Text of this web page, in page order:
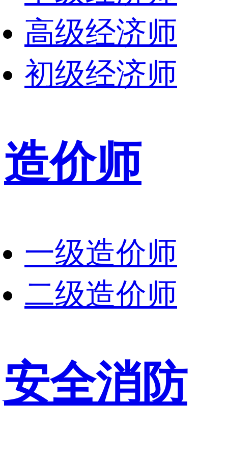
高级经济师
初级经济师
造价师
一级造价师
二级造价师
安全消防